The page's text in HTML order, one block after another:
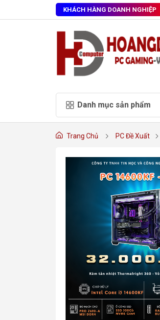
KHÁCH HÀNG DOANH NGHIỆP
Danh mục sản phẩm
Trang Chủ PC Đề Xuất